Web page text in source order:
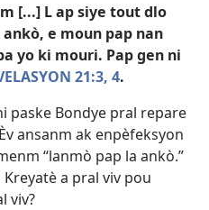
[...] L ap siye tout dlo
e moun pap nan
yo ki mouri. Pap gen ni
21:3, 4.
paske Bondye pral repare
ansanm ak enpèfeksyon
“lanmò pap la ankò.”
a pral viv pou
viv?